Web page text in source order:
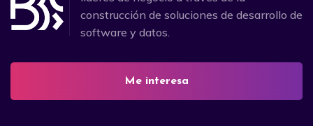
construcción de soluciones de desarrollo de
software y datos.
Me interesa